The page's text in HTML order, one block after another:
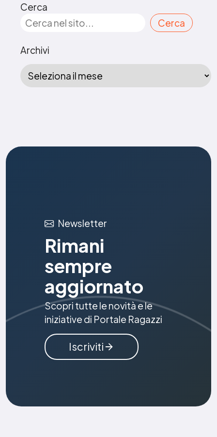
Cerca
Cerca
Archivi
Newsletter
Rimani
sempre
aggiornato
Scopri tutte le novità e le
iniziative di Portale Ragazzi
Iscriviti